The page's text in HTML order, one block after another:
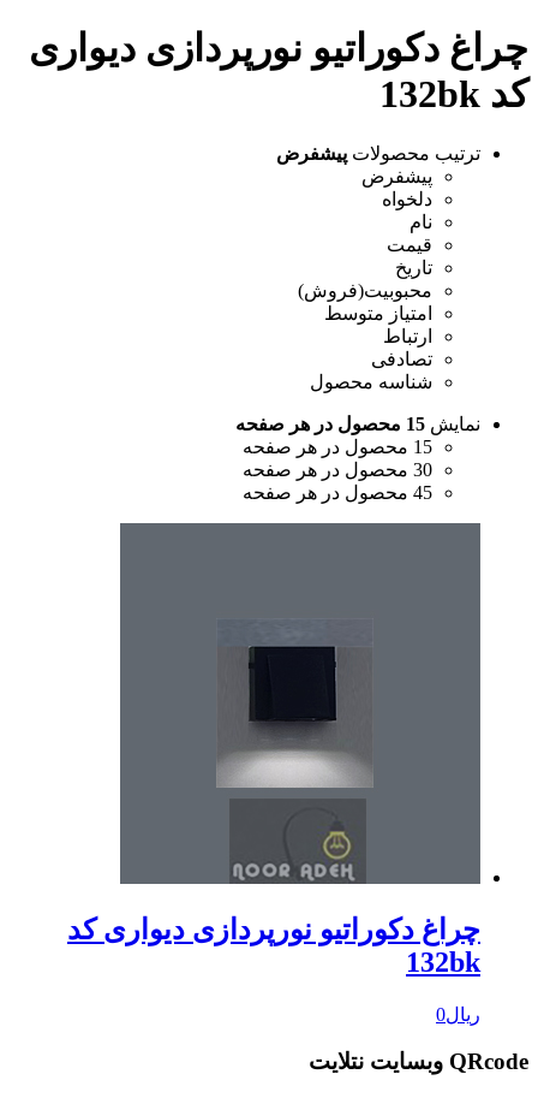
چراغ دکوراتیو نورپردازی دیواری
کد 132bk
ترتیب محصولات پیشفرض
پیشفرض
دلخواه
نام
قیمت
تاریخ
محبوبیت(فروش)
امتیاز متوسط
ارتباط
تصادفی
شناسه محصول
نمایش 15 محصول در هر صفحه
15 محصول در هر صفحه
30 محصول در هر صفحه
45 محصول در هر صفحه
چراغ دکوراتیو نورپردازی دیواری کد
132bk
ریال0
QRcode وبسایت نتلایت